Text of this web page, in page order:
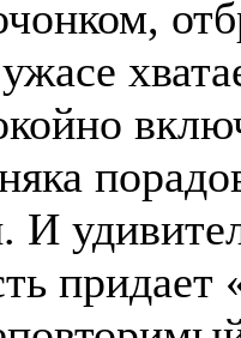
И
придает